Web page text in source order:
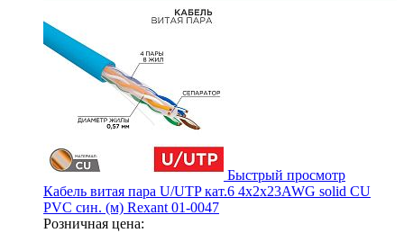
Быстрый просмотр
Кабель витая пара U/UTP кат.6 4х2х23AWG solid CU
PVC син. (м) Rexant 01-0047
Розничная цена: